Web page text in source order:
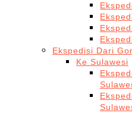
Ekspedisi Dari
Ke Sulawesi